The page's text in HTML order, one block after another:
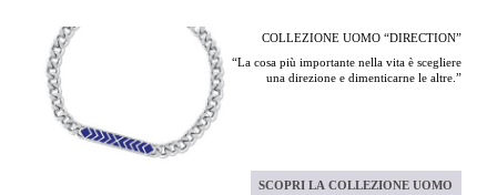
COLLEZIONE UOMO “DIRECTION”
“La cosa più importante nella vita è scegliere
una direzione e dimenticarne le altre.”
SCOPRI LA COLLEZIONE UOMO